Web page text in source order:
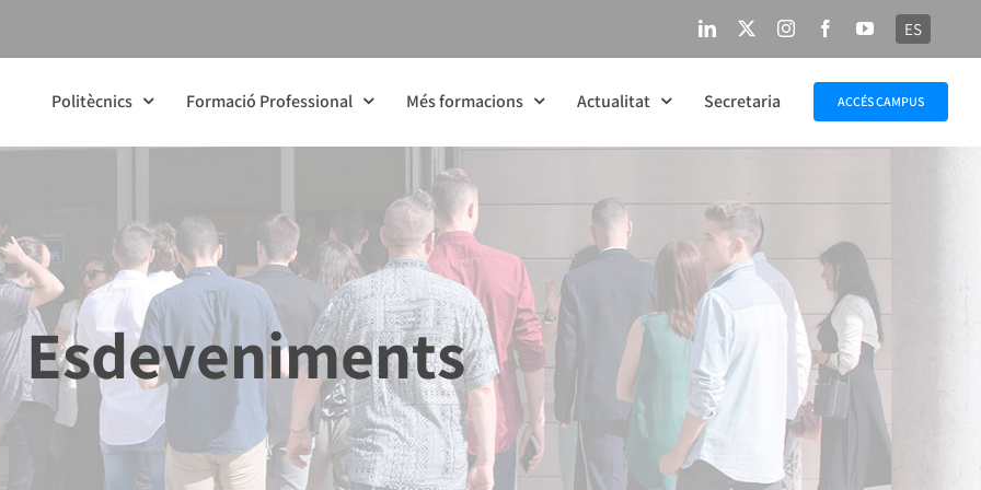
LinkedIn InstagramFacebookYouTube
ES
Politècnics Formació Professional Més formacions Actualitat Secretaria ACCÉS CAMPUS
Esdeveniments